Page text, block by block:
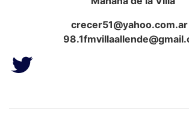
crecer51@yahoo.com.ar